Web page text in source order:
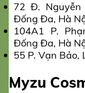
72 Đ. Nguyễn
Đống Đa, Hà
104A1 P.
Đống Đa, Hà
55 P. Vạn Bảo,
Myzu